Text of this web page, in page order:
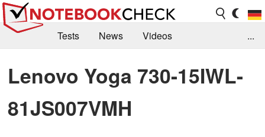
Tests News
Videos
Kaufberatung
Deals Suche
Jobs
Forum
...
Lenovo Yoga 730-15IWL-
81JS007VMH